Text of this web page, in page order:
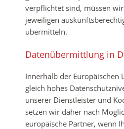
verpflichtet sind, müssen
jeweiligen
übermitteln.
Datenübermittlung in
Innerhalb der Europäischen
gleich hohes
unserer Dienstleister und
setzen wir daher nach
europäische Partner, wenn